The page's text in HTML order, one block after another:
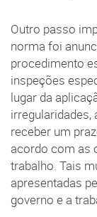
Outro passo
norma foi
procedimento
inspeções
lugar da
irregularidades,
receber um
acordo com as
trabalho. Tais
apresentadas
governo e a